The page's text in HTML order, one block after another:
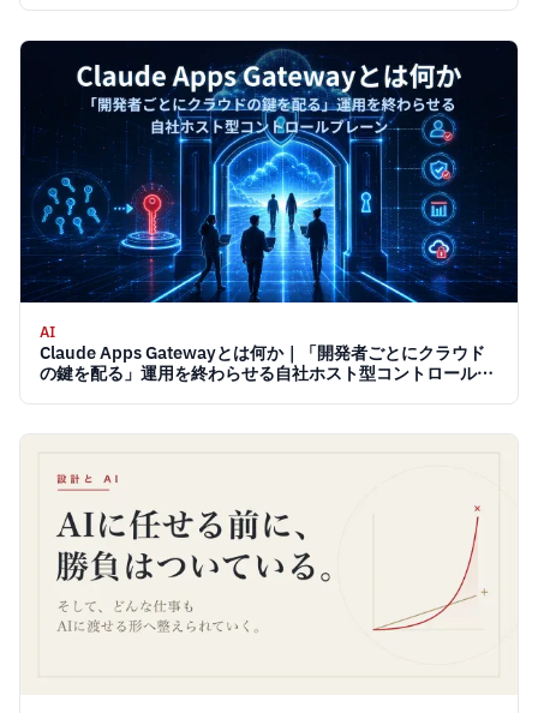
AI
Claude Apps Gatewayとは何か｜「開発者ごとにクラウド
の鍵を配る」運用を終わらせる自社ホスト型コントロールプ